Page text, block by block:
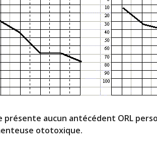
présente aucun antécédent ORL
ototoxique.